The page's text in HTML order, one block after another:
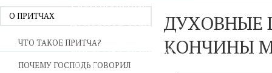
БЛАГОДАРЕНИЕ
ДУХОВНОЕ ЧТЕНИЕ
МОЛИТВА
ИИСУСОВА МОЛИТВА
ПОСТ
О ПРИТЧАХ
ЧТО ТАКОЕ ПРИТЧА?
ПОЧЕМУ ГОСПОДЬ ГОВОРИЛ
ДУХОВНЫЕ
КОНЧИНЫ